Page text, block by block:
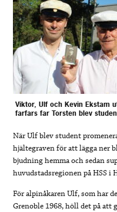
Viktor, Ulf och Kevin Ekstam
farfars far Torsten blev
När Ulf blev student
hjältegraven för att lägga ner
bjudning hemma och sedan
huvudstadsregionen på HSS i
För alpinåkaren Ulf, som har
Grenoble 1968, höll det på att